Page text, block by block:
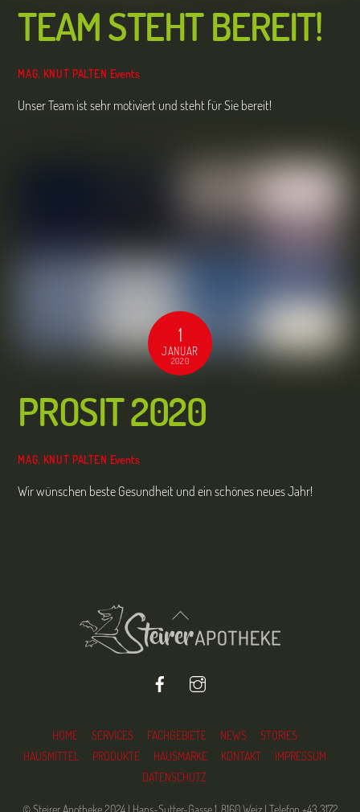
TEAM STEHT BEREIT!
MAG. KNUT PALTEN Events
Unser Team ist sehr motiviert und steht für Sie bereit!
1
JANUAR
2020
PROSIT 2020
MAG. KNUT PALTEN Events
Wir wünschen beste Gesundheit und ein schönes neues Jahr!
Back
To
Facebook
HOME SERVICES FACHGEBIETE NEWS
STORIES
HAUSMITTEL
PRODUKTE HAUSMARKE KONTAKT
IMPRESSUM
DATENSCHUTZ
© Steirer Apotheke 2024 | Hans-Sutter-Gasse 1, 8160 Weiz | Telefon +43 3172